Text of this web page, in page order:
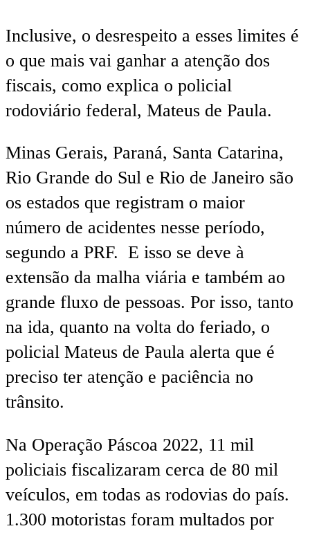
Inclusive, o desrespeito a esses limites é
o que mais vai ganhar a atenção dos
fiscais, como explica o policial
rodoviário federal, Mateus de Paula.
Minas Gerais, Paraná, Santa Catarina,
Rio Grande do Sul e Rio de Janeiro são
os estados que registram o maior
número de acidentes nesse período,
segundo a PRF. E isso se deve à
extensão da malha viária e também ao
grande fluxo de pessoas. Por isso, tanto
na ida, quanto na volta do feriado, o
policial Mateus de Paula alerta que é
preciso ter atenção e paciência no
trânsito.
Na Operação Páscoa 2022, 11 mil
policiais fiscalizaram cerca de 80 mil
veículos, em todas as rodovias do país.
1.300 motoristas foram multados por